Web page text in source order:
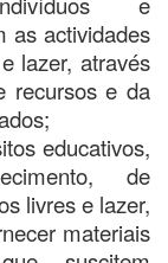
as actividades
lazer, através
recursos e da
educativos,
de
livres e lazer,
materiais